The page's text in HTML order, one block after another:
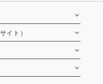
イト）